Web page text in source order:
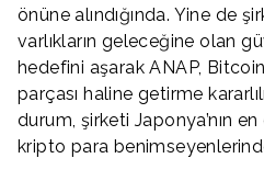
önüne alındığında. Yine de
varlıkların geleceğine olan
hedefini aşarak ANAP,
parçası haline getirme
durum, şirketi Japonya’nın
kripto para